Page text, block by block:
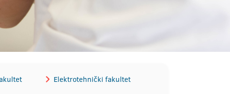
Elektrotehnički fakultet